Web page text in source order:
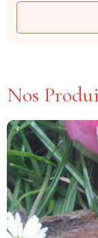
Nos